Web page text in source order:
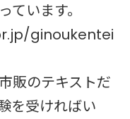
います。
ginoukentei
販のテキストだ
を受ければい